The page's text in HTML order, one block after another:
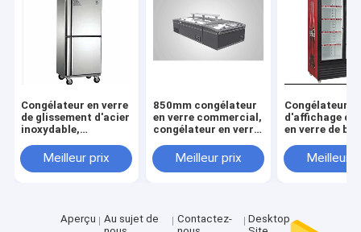
Congélateur en verre
de glissement d'acier
inoxydable,
de glissement de
l'acier inoxydable
Meilleur prix
850mm congélateur
en verre commercial,
congélateur en verre
refroidissement
direct du CEI
Meilleur prix
Congélateur
d'affichage de
en verre de
d'affichage de
en verre de
Meilleur
Aperçu
Au sujet de
Contactez-
Desktop